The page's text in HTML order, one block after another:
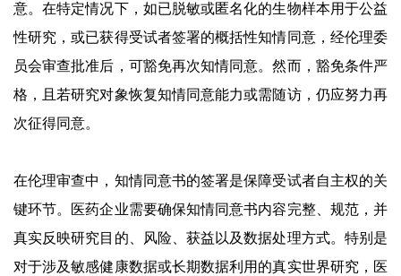
意。在特定情况下，如已脱敏或匿名化的生物样本用于公益
性研究，或已获得受试者签署的概括性知情同意，经伦理委
员会审查批准后，可豁免再次知情同意。然而，豁免条件严
格，且若研究对象恢复知情同意能力或需随访，仍应努力再
次征得同意。
在伦理审查中，知情同意书的签署是保障受试者自主权的关
键环节。医药企业需要确保知情同意书内容完整、规范，并
真实反映研究目的、风险、获益以及数据处理方式。特别是
对于涉及敏感健康数据或长期数据利用的真实世界研究，医